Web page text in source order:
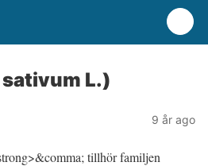
L.)
9 år ago
tillhör familjen